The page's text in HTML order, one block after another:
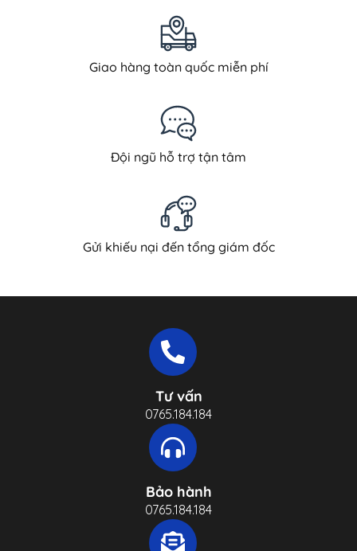
Giao hàng toàn quốc miễn phí
Đội ngũ hỗ trợ tận tâm
Gửi khiếu nại đến tổng giám đốc
Tư vấn
0765.184.184
Bảo hành
0765.184.184